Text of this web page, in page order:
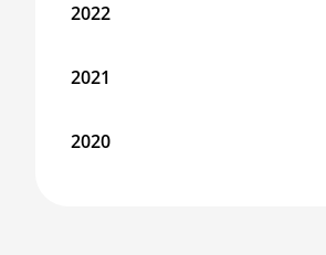
2022
2021
2020